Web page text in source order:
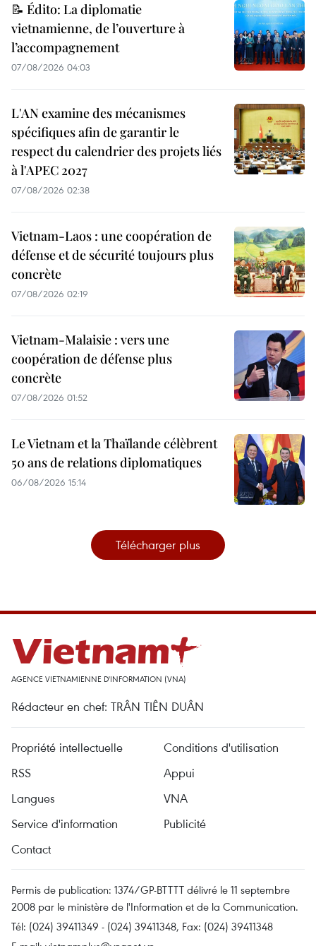
📝 Édito: La diplomatie
vietnamienne, de l’ouverture à
l’accompagnement
07/08/2026 04:03
L'AN examine des mécanismes
spécifiques afin de garantir le
respect du calendrier des projets liés
à l'APEC 2027
07/08/2026 02:38
Vietnam-Laos : une coopération de
défense et de sécurité toujours plus
concrète
07/08/2026 02:19
Vietnam-Malaisie : vers une
coopération de défense plus
concrète
07/08/2026 01:52
Le Vietnam et la Thaïlande célèbrent
50 ans de relations diplomatiques
06/08/2026 15:14
Télécharger plus
AGENCE VIETNAMIENNE D'INFORMATION (VNA)
Rédacteur en chef: TRÂN TIÊN DUÂN
Propriété intellectuelle
Conditions d'utilisation
RSS
Appui
Langues
VNA
Service d'information
Publicité
Contact
Permis de publication: 1374/GP-BTTTT délivré le 11 septembre
2008 par le ministère de l'Information et de la Communication.
Tél: (024) 39411349 - (024) 39411348, Fax: (024) 39411348